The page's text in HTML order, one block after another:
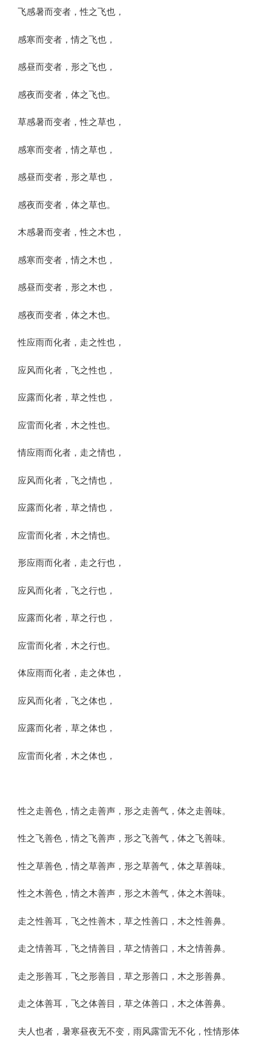
飞感暑而变者，性之飞也，
感寒而变者，情之飞也，
感昼而变者，形之飞也，
感夜而变者，体之飞也。
草感暑而变者，性之草也，
感寒而变者，情之草也，
感昼而变者，形之草也，
感夜而变者，体之草也。
木感暑而变者，性之木也，
感寒而变者，情之木也，
感昼而变者，形之木也，
感夜而变者，体之木也。
性应雨而化者，走之性也，
应风而化者，飞之性也，
应露而化者，草之性也，
应雷而化者，木之性也。
情应雨而化者，走之情也，
应风而化者，飞之情也，
应露而化者，草之情也，
应雷而化者，木之情也。
形应雨而化者，走之行也，
应风而化者，飞之行也，
应露而化者，草之行也，
应雷而化者，木之行也。
体应雨而化者，走之体也，
应风而化者，飞之体也，
应露而化者，草之体也，
应雷而化者，木之体也，
性之走善色，情之走善声，形之走善气，体之走善味。
性之飞善色，情之飞善声，形之飞善气，体之飞善味。
性之草善色，情之草善声，形之草善气，体之草善味。
性之木善色，情之木善声，形之木善气，体之木善味。
走之性善耳，飞之性善木，草之性善口，木之性善鼻。
走之情善耳，飞之情善目，草之情善口，木之情善鼻。
走之形善耳，飞之形善目，草之形善口，木之形善鼻。
走之体善耳，飞之体善目，草之体善口，木之体善鼻。
夫人也者，暑寒昼夜无不变，雨风露雷无不化，性情形体